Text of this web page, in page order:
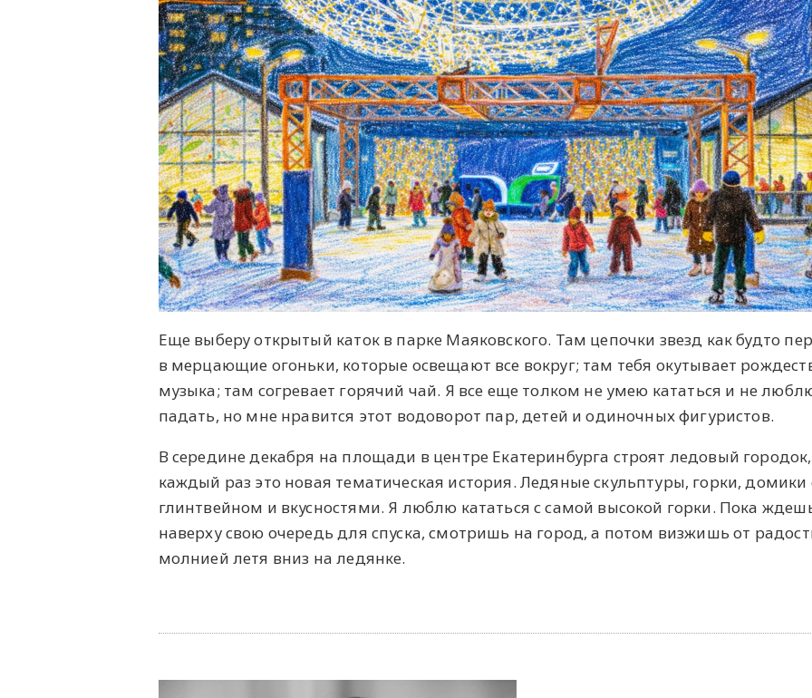
Еще выберу открытый каток в парке Маяковского. Там цепочки звезд как будто
в мерцающие огоньки, которые освещают все вокруг; там тебя окутывает
музыка; там согревает горячий чай. Я все еще толком не умею кататься и не
падать, но мне нравится этот водоворот пар, детей и одиночных фигуристов.
В середине декабря на площади в центре Екатеринбурга строят ледовый
каждый раз это новая тематическая история. Ледяные скульптуры, горки, домики
глинтвейном и вкусностями. Я люблю кататься с самой высокой горки. Пока
наверху свою очередь для спуска, смотришь на город, а потом визжишь от
молнией летя вниз на ледянке.